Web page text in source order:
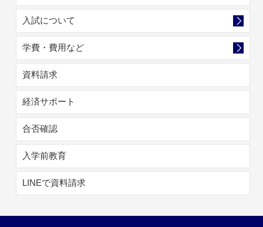
入試について
学費・費用など
資料請求
経済サポート
合否確認
入学前教育
LINEで資料請求